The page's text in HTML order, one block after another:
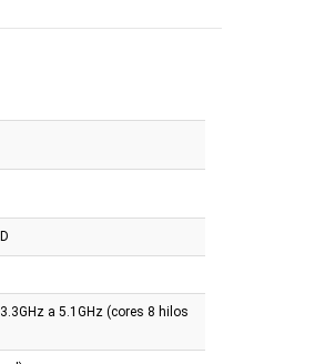
a 5.1GHz (cores 8 hilos